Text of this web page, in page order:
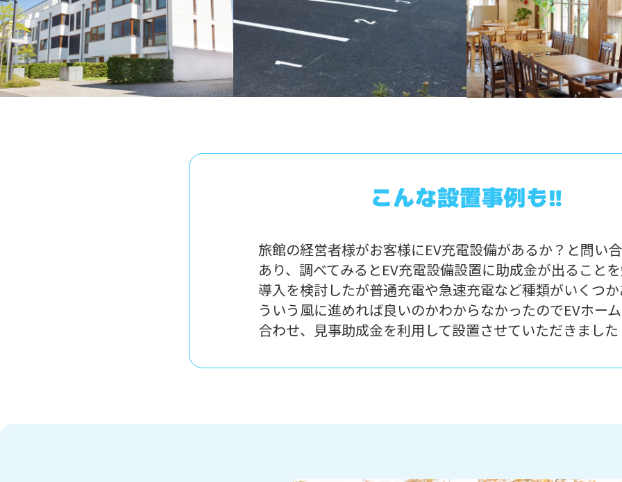
旅館の経営者様がお客様にEV充電設備があるか？と問い
あり、調べてみるとEV充電設備設置に助成金が出ること
導入を検討したが普通充電や急速充電など種類がいくつ
ういう風に進めれば良いのかわからなかったのでEVホー
合わせ、見事助成金を利用して設置させていただきまし